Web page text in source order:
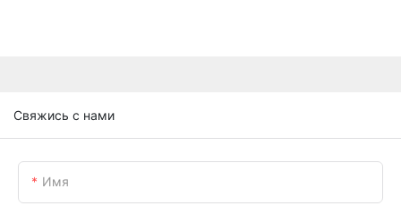
Свяжись с нами
Имя